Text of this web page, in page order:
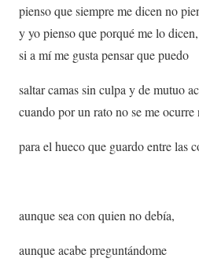
pienso que siempre me dicen no
y yo pienso que porqué me lo dicen,
si a mí me gusta pensar que puedo
saltar camas sin culpa y de mutuo
cuando por un rato no se me ocurre
para el hueco que guardo entre las
aunque sea con quien no debía,
aunque acabe preguntándome